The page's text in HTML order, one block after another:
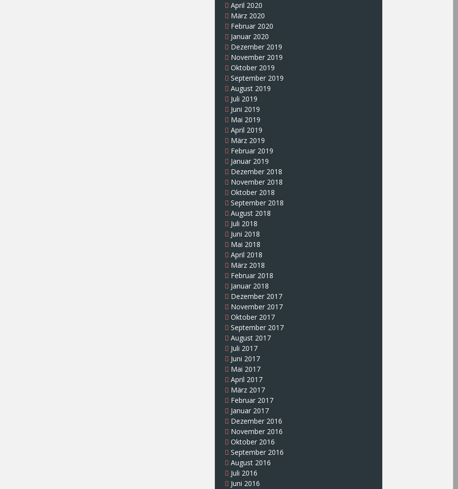
April 2020
März 2020
Februar 2020
Januar 2020
Dezember 2019
November 2019
Oktober 2019
September 2019
August 2019
Juli 2019
Juni 2019
Mai 2019
April 2019
März 2019
Februar 2019
Januar 2019
Dezember 2018
November 2018
Oktober 2018
September 2018
August 2018
Juli 2018
Juni 2018
Mai 2018
April 2018
März 2018
Februar 2018
Januar 2018
Dezember 2017
November 2017
Oktober 2017
September 2017
August 2017
Juli 2017
Juni 2017
Mai 2017
April 2017
März 2017
Februar 2017
Januar 2017
Dezember 2016
November 2016
Oktober 2016
September 2016
August 2016
Juli 2016
Juni 2016